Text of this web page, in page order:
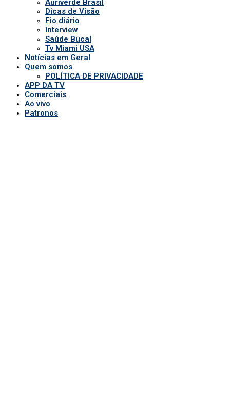
Auriverde Brasil
Dicas de Visão
Fio diário
Interview
Saúde Bucal
Tv Miami USA
Notícias em Geral
Quem somos
POLÍTICA DE PRIVACIDADE
APP DA TV
Comerciais
Ao vivo
Patronos